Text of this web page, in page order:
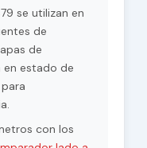
se utilizan en
de
de
en estado de
con los